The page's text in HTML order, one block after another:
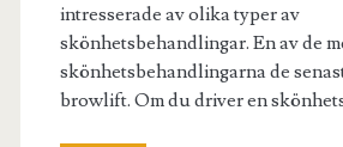
intresserade av olika typer av
skönhetsbehandlingar. En av de
skönhetsbehandlingarna de
browlift. Om du driver en